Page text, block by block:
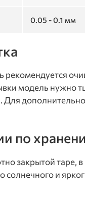
0.05 - 0.1 мм
рекомендуется
модель нужно
Для
по
закрытой таре,
солнечного и